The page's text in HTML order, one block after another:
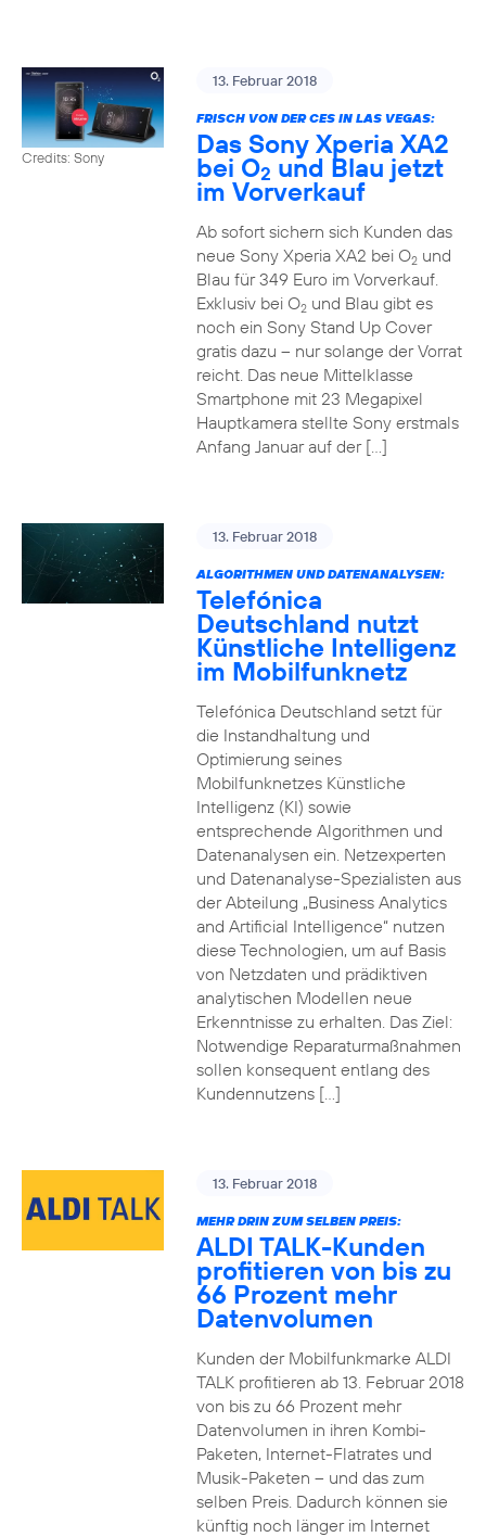
Credits: Sony
13. Februar 2018
FRISCH VON DER CES IN LAS VEGAS:
Das Sony Xperia XA2
bei O2 und Blau jetzt
im Vorverkauf
Ab sofort sichern sich Kunden das
neue Sony Xperia XA2 bei O2und
Blau für 349 Euro im Vorverkauf.
Exklusiv bei O2und Blau gibt es
noch ein Sony Stand Up Cover
gratis dazu – nur solange der Vorrat
reicht. Das neue Mittelklasse
Smartphone mit 23 Megapixel
Hauptkamera stellte Sony erstmals
Anfang Januar auf der […]
13. Februar 2018
ALGORITHMEN UND DATENANALYSEN:
Telefónica
Deutschland nutzt
Künstliche Intelligenz
im Mobilfunknetz
Telefónica Deutschland setzt für
die Instandhaltung und
Optimierung seines
Mobilfunknetzes Künstliche
Intelligenz (KI) sowie
entsprechende Algorithmen und
Datenanalysen ein. Netzexperten
und Datenanalyse-Spezialisten aus
der Abteilung „Business Analytics
and Artificial Intelligence“ nutzen
diese Technologien, um auf Basis
von Netzdaten und prädiktiven
analytischen Modellen neue
Erkenntnisse zu erhalten. Das Ziel:
Notwendige Reparaturmaßnahmen
sollen konsequent entlang des
Kundennutzens […]
13. Februar 2018
MEHR DRIN ZUM SELBEN PREIS:
ALDI TALK-Kunden
profitieren von bis zu
66 Prozent mehr
Datenvolumen
Kunden der Mobilfunkmarke ALDI
TALK profitieren ab 13. Februar 2018
von bis zu 66 Prozent mehr
Datenvolumen in ihren Kombi-
Paketen, Internet-Flatrates und
Musik-Paketen – und das zum
selben Preis. Dadurch können sie
künftig noch länger im Internet